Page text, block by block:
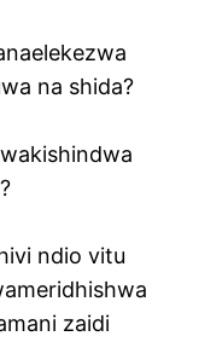
na shida?
ndio vitu
zaidi